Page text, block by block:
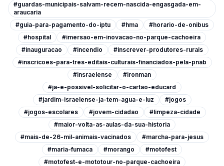
#guardas-municipais-salvam-recem-nascida-engasgada-em-
araucaria
#guia-para-pagamento-do-iptu
#hma
#horario-de-onibus
#hospital
#imersao-em-inovacao-no-parque-cachoeira
#inauguracao
#incendio
#inscrever-produtores-rurais
#inscricoes-para-tres-editais-culturais-financiados-pela-pnab
#insraelense
#ironman
#ja-e-possivel-solicitar-o-cartao-educard
#jardim-israelense-ja-tem-agua-e-luz
#jogos
#jogos-escolares
#jovem-cidadao
#limpeza-cidade
#maior-volta-as-aulas-da-sua-historia
#mais-de-26-mil-animais-vacinados
#marcha-para-jesus
#maria-fumaca
#morango
#motofest
#motofest-e-mototour-no-parque-cachoeira